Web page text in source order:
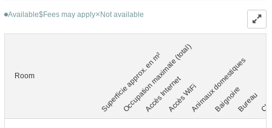
Available$Fees may apply Not available
Room Superficie approx. en m²
Occupation maximale (total)
Accès InternetAccès WiFiAnimaux domestiques
BaignoireBureau